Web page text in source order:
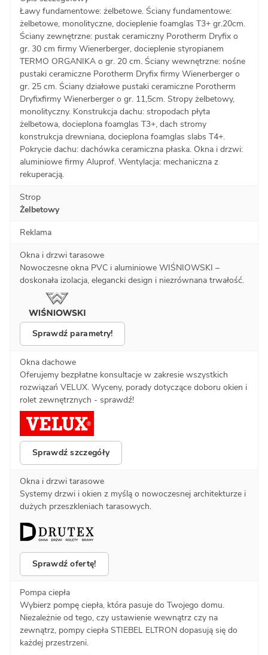
Ławy fundamentowe: żelbetowe. Ściany fundamentowe:
żelbetowe, monolityczne, docieplenie foamglas T3+ gr.20cm.
Ściany zewnętrzne: pustak ceramiczny Porotherm Dryfix o
gr. 30 cm firmy Wienerberger, docieplenie styropianem
TERMO ORGANIKA o gr. 20 cm. Ściany wewnętrzne: nośne
pustaki ceramiczne Porotherm Dryfix firmy Wienerberger o
gr. 25 cm. Ściany działowe pustaki ceramiczne Porotherm
Dryfixfirmy Wienerberger o gr. 11,5cm. Stropy żelbetowy,
monolityczny. Konstrukcja dachu: stropodach płyta
żelbetowa, docieplona foamglas T3+, dach stromy
konstrukcja drewniana, docieplona foamglas slabs T4+.
Pokrycie dachu: dachówka ceramiczna płaska. Okna i drzwi:
aluminiowe firmy Aluprof. Wentylacja: mechaniczna z
rekuperacją.
Strop
Żelbetowy
Reklama
Okna i drzwi tarasowe
Nowoczesne okna PVC i aluminiowe WIŚNIOWSKI –
doskonała izolacja, elegancki design i niezrównana trwałość.
Sprawdź parametry!
Okna dachowe
Oferujemy bezpłatne konsultacje w zakresie wszystkich
rozwiązań VELUX. Wyceny, porady dotyczące doboru okien i
rolet zewnętrznych - sprawdź!
Sprawdź szczegóły
Okna i drzwi tarasowe
Systemy drzwi i okien z myślą o nowoczesnej architekturze i
dużych przeszkleniach tarasowych.
Sprawdź ofertę!
Pompa ciepła
Wybierz pompę ciepła, która pasuje do Twojego domu.
Niezależnie od tego, czy ustawienie wewnątrz czy na
zewnątrz, pompy ciepła STIEBEL ELTRON dopasują się do
każdej przestrzeni.